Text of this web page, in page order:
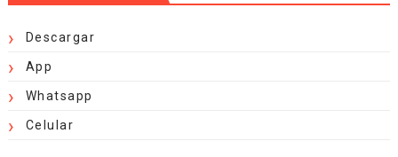
Descargar
App
Whatsapp
Celular